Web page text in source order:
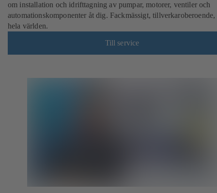
om installation och idrifttagning av pumpar, motorer, ventiler och
automationskomponenter åt dig. Fackmässigt, tillverkaroberoende,
hela världen.
Till service